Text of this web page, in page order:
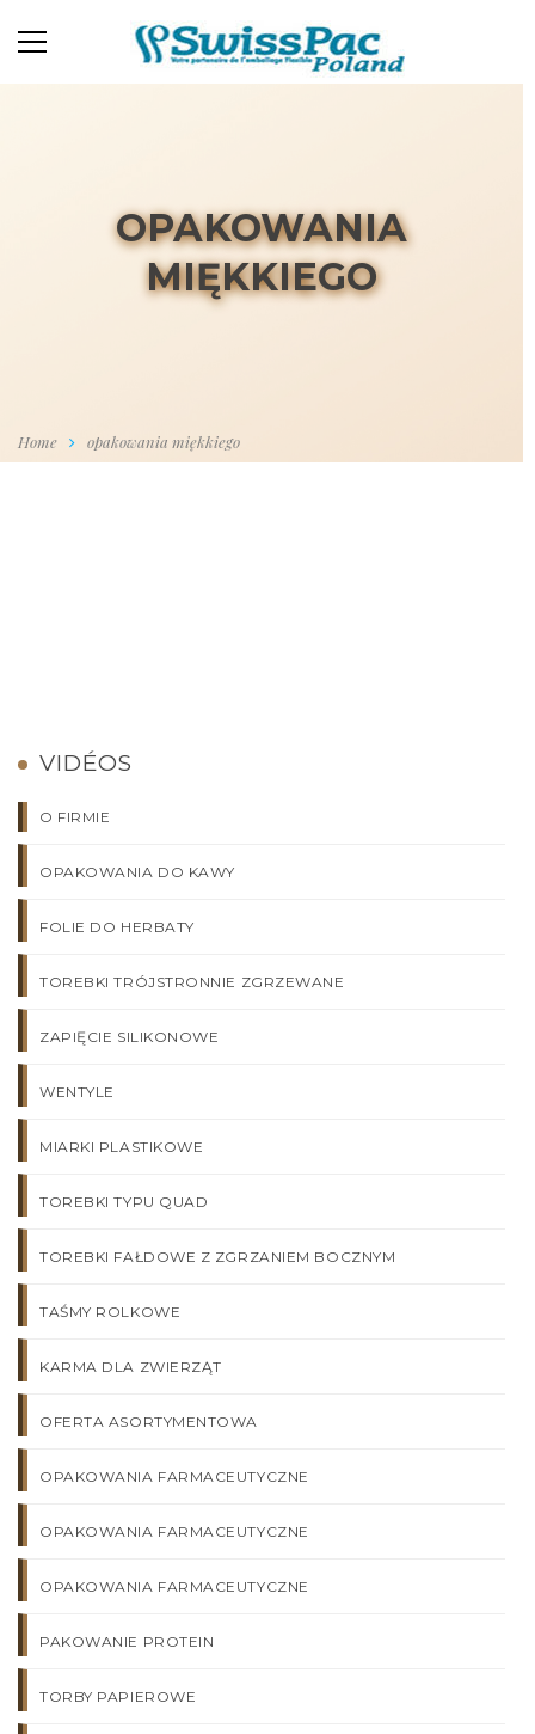
OPAKOWANIA
MIĘKKIEGO
Home opakowania miękkiego
VIDÉOS
O FIRMIE
OPAKOWANIA DO KAWY
FOLIE DO HERBATY
TOREBKI TRÓJSTRONNIE ZGRZEWANE
ZAPIĘCIE SILIKONOWE
WENTYLE
MIARKI PLASTIKOWE
TOREBKI TYPU QUAD
TOREBKI FAŁDOWE Z ZGRZANIEM BOCZNYM
TAŚMY ROLKOWE
KARMA DLA ZWIERZĄT
OFERTA ASORTYMENTOWA
OPAKOWANIA FARMACEUTYCZNE
OPAKOWANIA FARMACEUTYCZNE
OPAKOWANIA FARMACEUTYCZNE
PAKOWANIE PROTEIN
TORBY PAPIEROWE